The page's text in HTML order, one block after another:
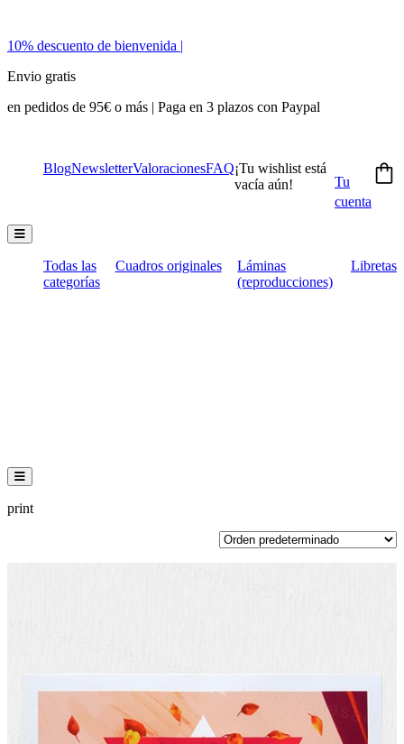
10% descuento de bienvenida |
Envio gratis
en pedidos de 95€ o más | Paga en 3 plazos con Paypal
BlogNewsletterValoracionesFAQ¡Tu wishlist está
vacía aún!
Tu
cuenta
Menú conmutador hamburguesa
Todas las
categorías
Cuadros originales
Láminas
(reproducciones)
Libretas
Menú conmutador hamburguesa
print